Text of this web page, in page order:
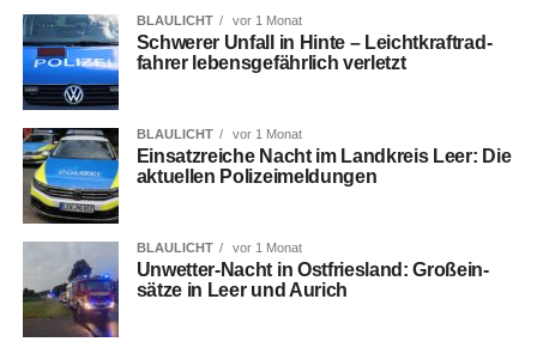
BLAULICHT vor 1 Monat
Schwe­rer Unfall in Hin­te – Leicht­kraft­rad­
fah­rer lebens­ge­fähr­lich verletzt
BLAULICHT vor 1 Monat
Ein­satz­rei­che Nacht im Land­kreis Leer: Die
aktu­el­len Polizeimeldungen
BLAULICHT vor 1 Monat
Unwet­ter-Nacht in Ost­fries­land: Groß­ein­
sät­ze in Leer und Aurich